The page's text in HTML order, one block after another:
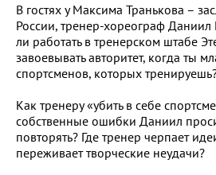
В гостях у Максима Транькова –
России, тренер-хореограф Даниил
ли работать в тренерском штабе
завоевывать авторитет, когда ты
спортсменов, которых
Как тренеру «убить в себе
собственные ошибки Даниил
повторять? Где тренер черпает
переживает творческие неудачи?